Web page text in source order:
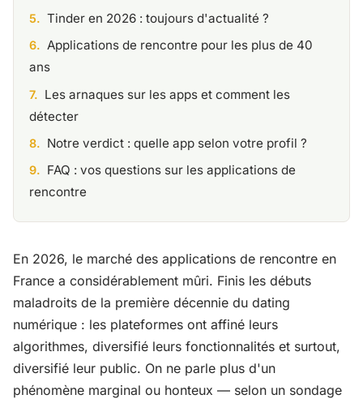
Tinder en 2026 : toujours d'actualité ?
Applications de rencontre pour les plus de 40
ans
Les arnaques sur les apps et comment les
détecter
Notre verdict : quelle app selon votre profil ?
FAQ : vos questions sur les applications de
rencontre
En 2026, le marché des applications de rencontre en
France a considérablement mûri. Finis les débuts
maladroits de la première décennie du dating
numérique : les plateformes ont affiné leurs
algorithmes, diversifié leurs fonctionnalités et surtout,
diversifié leur public. On ne parle plus d'un
phénomène marginal ou honteux — selon un sondage